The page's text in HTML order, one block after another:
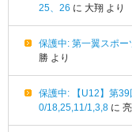
25、26 に 大翔 より
保護中: 第一翼スポ
勝 より
保護中: 【U12】第
0/18,25,11/1,3,8 に